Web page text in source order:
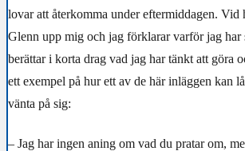
lovar att återkomma under eftermiddagen. Vid
Glenn upp mig och jag förklarar varför jag har
berättar i korta drag vad jag har tänkt att göra
ett exempel på hur ett av de här inläggen kan
vänta på sig:
– Jag har ingen aning om vad du pratar om,